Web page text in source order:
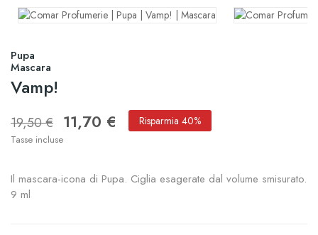
Pupa
Mascara
Vamp!
19,50 € 11,70 € Risparmia 40%
Tasse incluse
Il mascara-icona di Pupa. Ciglia esagerate dal volume smisurato.
9 ml